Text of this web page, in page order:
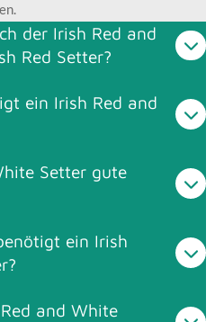
der Irish Red and
Red Setter?
ein Irish Red and
Setter gute
ein Irish
and White